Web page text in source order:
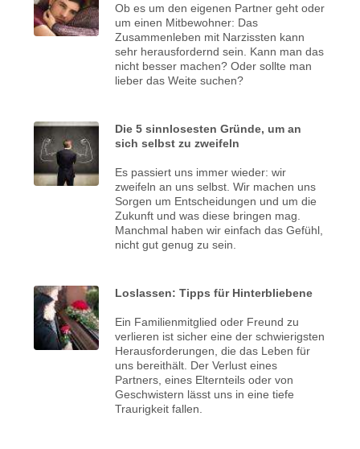
Ob es um den eigenen Partner geht oder
um einen Mitbewohner: Das
Zusammenleben mit Narzissten kann
sehr herausfordernd sein. Kann man das
nicht besser machen? Oder sollte man
lieber das Weite suchen?
Die 5 sinnlosesten Gründe, um an
sich selbst zu zweifeln
Es passiert uns immer wieder: wir
zweifeln an uns selbst. Wir machen uns
Sorgen um Entscheidungen und um die
Zukunft und was diese bringen mag.
Manchmal haben wir einfach das Gefühl,
nicht gut genug zu sein.
Loslassen: Tipps für Hinterbliebene
Ein Familienmitglied oder Freund zu
verlieren ist sicher eine der schwierigsten
Herausforderungen, die das Leben für
uns bereithält. Der Verlust eines
Partners, eines Elternteils oder von
Geschwistern lässt uns in eine tiefe
Traurigkeit fallen.